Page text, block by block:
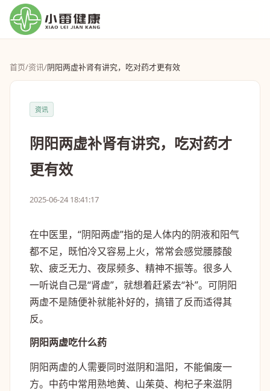
首页/资讯/阴阳两虚补肾有讲究，吃对药才更有效
资讯
阴阳两虚补肾有讲究，吃对药才
更有效
2025-06-24 18:41:17
在中医里，“阴阳两虚”指的是人体内的阴液和阳气
都不足，既怕冷又容易上火，常常会感觉腰膝酸
软、疲乏无力、夜尿频多、精神不振等。很多人
一听说自己是“肾虚”，就想着赶紧去“补”。可阴阳
两虚不是随便补就能补好的，搞错了反而适得其
反。
阴阳两虚吃什么药
阴阳两虚的人需要同时滋阴和温阳，不能偏废一
方。中药中常用熟地黄、山茱萸、枸杞子来滋阴